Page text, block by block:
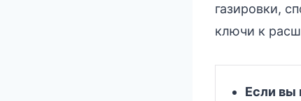
газировки,
ключи к
Если вы